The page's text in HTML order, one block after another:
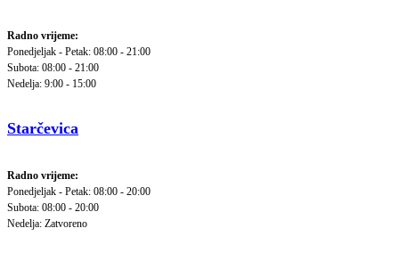
Radno vrijeme:
Ponedjeljak - Petak: 08:00 - 21:00
Subota: 08:00 - 21:00
Nedelja: 9:00 - 15:00
Starčevica
Radno vrijeme:
Ponedjeljak - Petak: 08:00 - 20:00
Subota: 08:00 - 20:00
Nedelja: Zatvoreno